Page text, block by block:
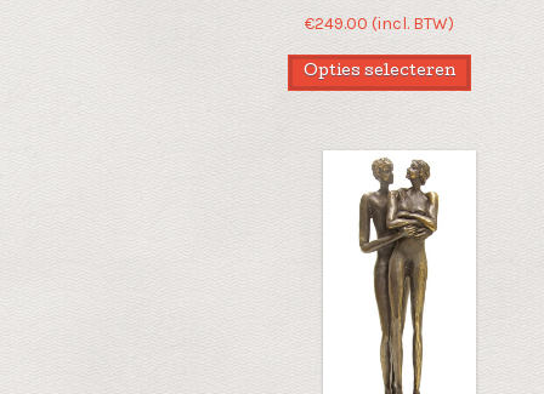
€249.00 (incl. BTW)
Opties selecteren